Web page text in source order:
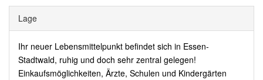
Lage
Ihr neuer Lebensmittelpunkt befindet sich in Essen-
Stadtwald, ruhig und doch sehr zentral gelegen!
Einkaufsmöglichkeiten, Ärzte, Schulen und Kindergärten